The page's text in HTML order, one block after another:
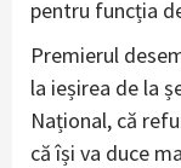
pentru funcția
Premierul
la ieșirea de la
Național, că
că își va duce